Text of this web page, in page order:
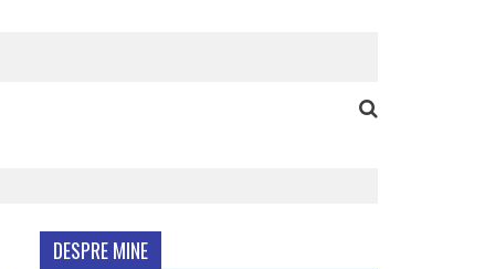
DESPRE MINE